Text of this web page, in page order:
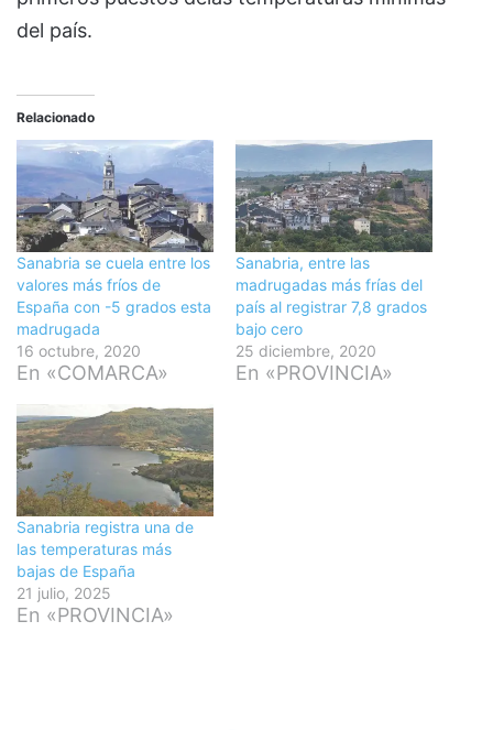
del país.
Relacionado
Sanabria se cuela entre los
valores más fríos de
España con -5 grados esta
madrugada
16 octubre, 2020
En «COMARCA»
Sanabria, entre las
madrugadas más frías del
país al registrar 7,8 grados
bajo cero
25 diciembre, 2020
En «PROVINCIA»
Sanabria registra una de
las temperaturas más
bajas de España
21 julio, 2025
En «PROVINCIA»